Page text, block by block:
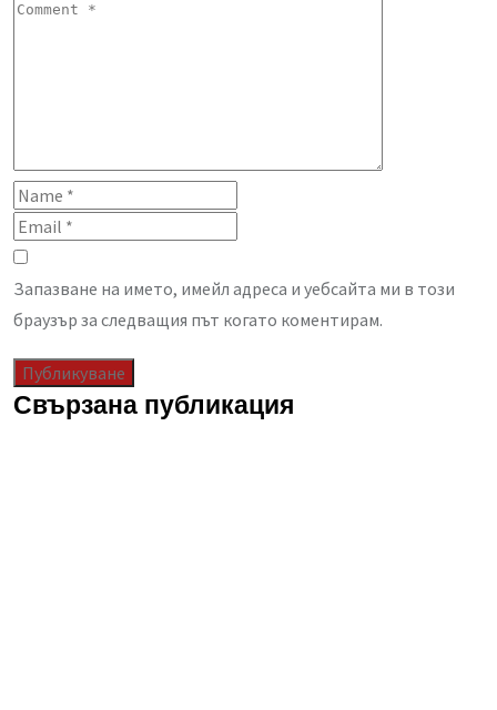
Запазване на името, имейл адреса и уебсайта ми в този
браузър за следващия път когато коментирам.
Свързана публикация